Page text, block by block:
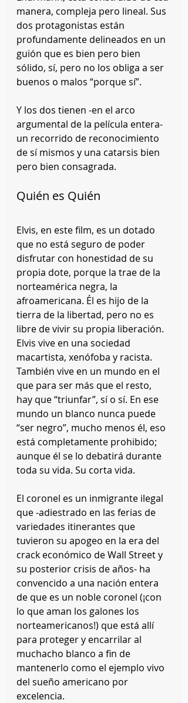
manera, compleja pero lineal. Sus
dos protagonistas están
profundamente delineados en un
guión que es bien pero bien
sólido, sí, pero no los obliga a ser
buenos o malos “porque sí”.
Y los dos tienen -en el arco
argumental de la película entera-
un recorrido de reconocimiento
de sí mismos y una catarsis bien
pero bien consagrada.
Quién es Quién
Elvis, en este film, es un dotado
que no está seguro de poder
disfrutar con honestidad de su
propia dote, porque la trae de la
norteamérica negra, la
afroamericana. Él es hijo de la
tierra de la libertad, pero no es
libre de vivir su propia liberación.
Elvis vive en una sociedad
macartista, xenófoba y racista.
También vive en un mundo en el
que para ser más que el resto,
hay que “triunfar”, sí o sí. En ese
mundo un blanco nunca puede
“ser negro”, mucho menos él, eso
está completamente prohibido;
aunque él se lo debatirá durante
toda su vida. Su corta vida.
El coronel es un inmigrante ilegal
que -adiestrado en las ferias de
variedades itinerantes que
tuvieron su apogeo en la era del
crack económico de Wall Street y
su posterior crisis de años- ha
convencido a una nación entera
de que es un noble coronel (¡con
lo que aman los galones los
norteamericanos!) que está allí
para proteger y encarrilar al
muchacho blanco a fin de
mantenerlo como el ejemplo vivo
del sueño americano por
excelencia.